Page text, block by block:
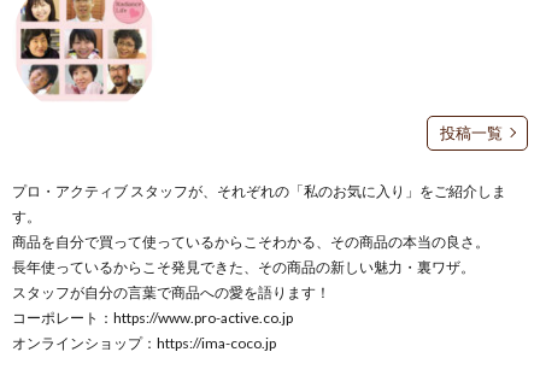
投稿一覧
プロ・アクティブ スタッフが、それぞれの「私のお気に入り」をご紹介しま
す。
商品を自分で買って使っているからこそわかる、その商品の本当の良さ。
長年使っているからこそ発見できた、その商品の新しい魅力・裏ワザ。
スタッフが自分の言葉で商品への愛を語ります！
コーポレート： https://www.pro-active.co.jp
オンラインショップ： https://ima-coco.jp